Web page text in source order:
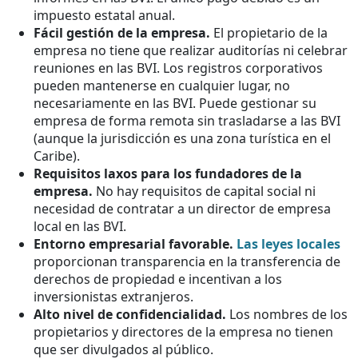
impuesto estatal anual.
Fácil gestión de la empresa. El propietario de la
empresa no tiene que realizar auditorías ni celebrar
reuniones en las BVI. Los registros corporativos
pueden mantenerse en cualquier lugar, no
necesariamente en las BVI. Puede gestionar su
empresa de forma remota sin trasladarse a las BVI
(aunque la jurisdicción es una zona turística en el
Caribe).
Requisitos laxos para los fundadores de la
empresa. No hay requisitos de capital social ni
necesidad de contratar a un director de empresa
local en las BVI.
Entorno empresarial favorable. Las leyes locales
proporcionan transparencia en la transferencia de
derechos de propiedad e incentivan a los
inversionistas extranjeros.
Alto nivel de confidencialidad. Los nombres de los
propietarios y directores de la empresa no tienen
que ser divulgados al público.